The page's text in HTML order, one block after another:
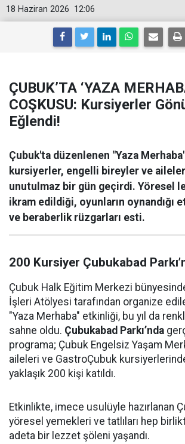
12:06
18 Haziran 2026
ÇUBUK’TA ‘YAZA
COŞKUSU: Kursiyerler
Eğlendi!
Çubuk'ta düzenlenen "Yaza
kursiyerler, engelli bireyler ve
unutulmaz bir gün geçirdi. Yöresel
ikram edildiği, oyunların oynandığı
ve beraberlik rüzgarları esti.
200 Kursiyer Çubukabad
Çubuk Halk Eğitim Merkezi
İşleri Atölyesi tarafından organize
"Yaza Merhaba" etkinliği, bu yıl da
sahne oldu. Çubukabad Parkı’nda
programa; Çubuk Engelsiz Yaşam
aileleri ve GastroÇubuk
yaklaşık 200 kişi katıldı.
Etkinlikte, imece usulüyle hazırlanan
yöresel yemekleri ve tatlıları hep
adeta bir lezzet şöleni yaşandı.